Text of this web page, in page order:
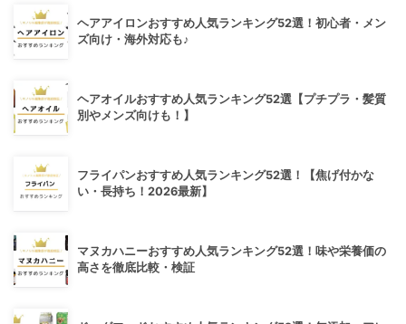
ヘアアイロンおすすめ人気ランキング52選！初心者・メン
ズ向け・海外対応も♪
ヘアオイルおすすめ人気ランキング52選【プチプラ・髪質
別やメンズ向けも！】
フライパンおすすめ人気ランキング52選！【焦げ付かな
い・長持ち！2026最新】
マヌカハニーおすすめ人気ランキング52選！味や栄養価の
高さを徹底比較・検証